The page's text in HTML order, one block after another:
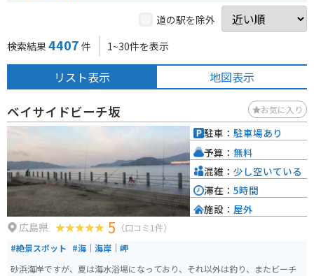
道の駅を除外
検索結果 4407 件 1~30件を表示
リスト表示 地図表示
ベイサイドビーチ坂 お気に入り
広島県 5 （口コミ1件）
#絶景スポット #海｜海岸｜岬
砂浜海岸ですが、夏は海水浴場になっており、それ以外は釣り、またビーチ
駐車： 駐車場あり
予算： 無料
混雑： 少し空いている
滞在： 5時間
施設： 屋外